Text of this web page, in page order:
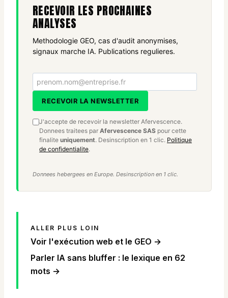
RECEVOIR LES PROCHAINES
ANALYSES
Methodologie GEO, cas d'audit anonymises,
signaux marche IA. Publications regulieres.
Votre email
RECEVOIR LA NEWSLETTER
J'accepte de recevoir la newsletter Afervescence.
Donnees traitees par Afervescence SAS pour cette
finalite uniquement. Desinscription en 1 clic. Politique
de confidentialite.
Donnees hebergees en Europe. Desinscription en 1 clic.
ALLER PLUS LOIN
Voir l'exécution web et le GEO →
Parler IA sans bluffer : le lexique en 62
mots →